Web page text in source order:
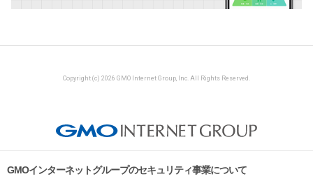
Copyright (c) 2026 GMO Internet Group, Inc. All Rights Reserved.
GMOインターネットグループのセキュリティ事業について